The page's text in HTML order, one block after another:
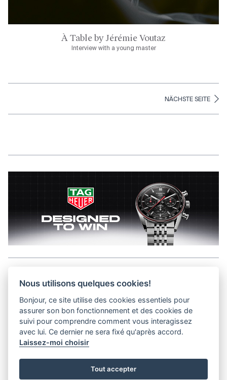
À Table by Jérémie Voutaz
Interview with a young master
NÄCHSTE SEITE
Media Kit
Kontakt
Datenschutz-Bestimmungen
Nous utilisons quelques cookies!
Bonjour, ce site utilise des cookies essentiels pour
assurer son bon fonctionnement et des cookies de
suivi pour comprendre comment vous interagissez
avec lui. Ce dernier ne sera fixé qu'après accord.
Laissez-moi choisir
Tout accepter